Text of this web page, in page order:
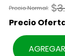
$
El
El
AGREGAR